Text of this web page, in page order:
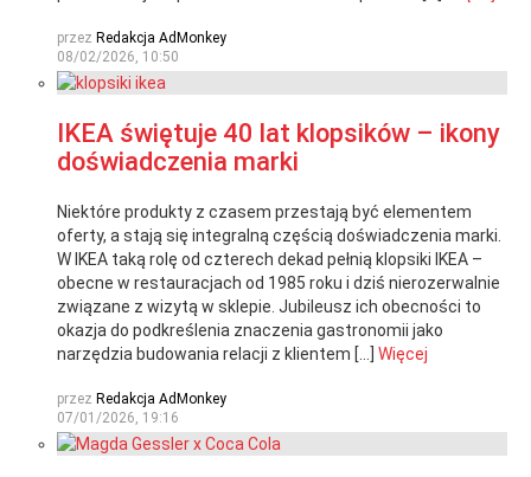
przez Redakcja AdMonkey
08/02/2026, 10:50
IKEA świętuje 40 lat klopsików – ikony
doświadczenia marki
Niektóre produkty z czasem przestają być elementem
oferty, a stają się integralną częścią doświadczenia marki.
W IKEA taką rolę od czterech dekad pełnią klopsiki IKEA –
obecne w restauracjach od 1985 roku i dziś nierozerwalnie
związane z wizytą w sklepie. Jubileusz ich obecności to
okazja do podkreślenia znaczenia gastronomii jako
narzędzia budowania relacji z klientem […] Więcej
przez Redakcja AdMonkey
07/01/2026, 19:16